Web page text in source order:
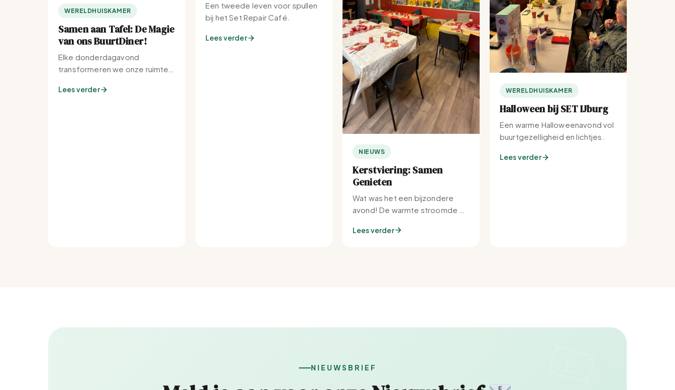
WERELDHUISKAMER
Samen aan Tafel: De Magie
van ons BuurtDiner!
Elke donderdagavond
transformeren we onze ruimte
buurt.
Lees verder
Een tweede leven voor spullen
bij het Set Repair Café.
Lees verder
NIEUWS
Kerstviering: Samen
Genieten
Wat was het een bijzondere
avond! De warmte stroomde bij
Lees verder
WERELDHUISKAMER
Halloween bij SET IJburg
Een warme Halloweenavond vol
buurtgezelligheid en lichtjes.
Lees verder
NIEUWSBRIEF